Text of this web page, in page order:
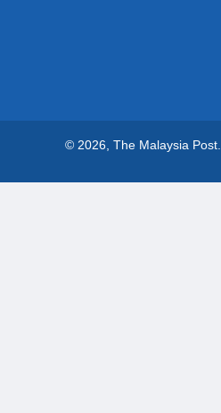
© 2026, The Malaysia Post.